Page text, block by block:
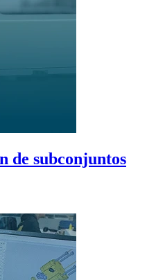
de subconjuntos